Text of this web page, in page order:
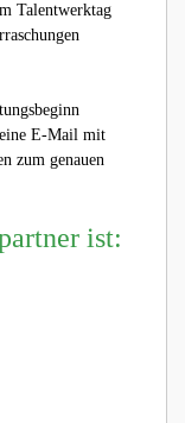
Talentwerktag
E-Mail mit
zum genauen
ist: